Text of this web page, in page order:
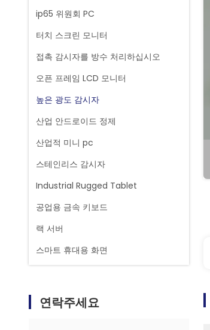
ip65 위원회 PC
터치 스크린 모니터
접촉 감시자를 방수 처리하십시오
오픈 프레임 LCD 모니터
높은 광도 감시자
산업 안드로이드 정제
산업적 미니 pc
스테인리스 감시자
Industrial Rugged Tablet
공업용 금속 키보드
랙 서버
스마트 휴대용 화면
연락주세요